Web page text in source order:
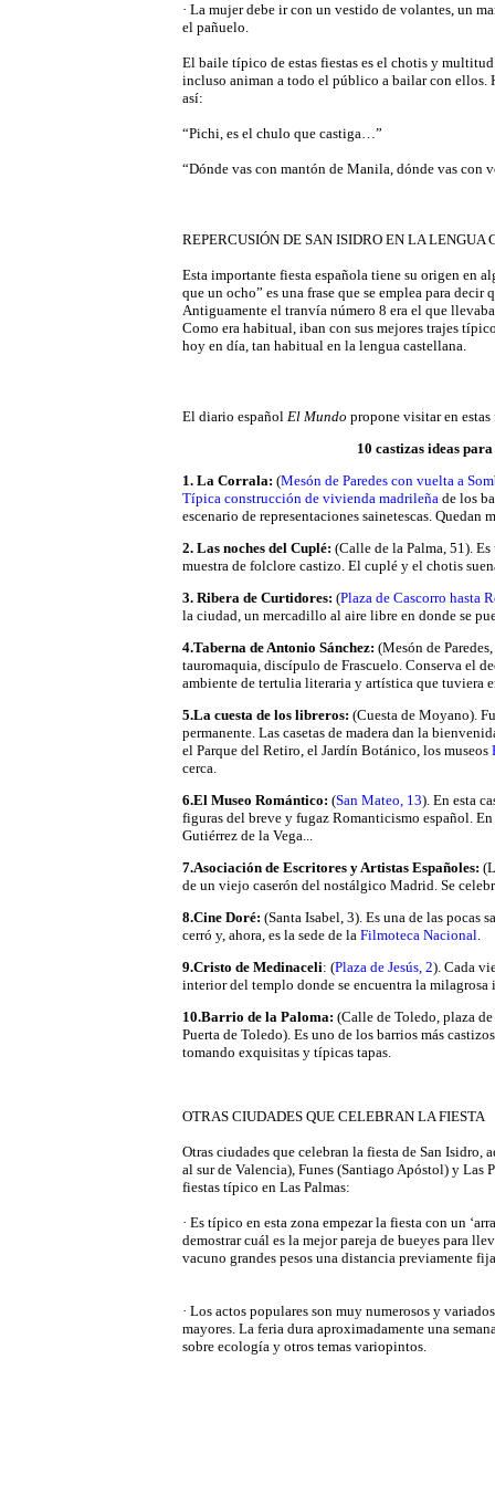
· La mujer debe ir con un vestido de volantes, un
el pañuelo.
El baile típico de estas fiestas es el chotis y
incluso animan a todo el público a bailar con ellos.
así:
“Pichi, es el chulo que castiga…”
“Dónde vas con mantón de Manila, dónde vas con
REPERCUSIÓN DE SAN ISIDRO EN LA LENGUA
Esta importante fiesta española tiene su origen en
que un ocho” es una frase que se emplea para
Antiguamente el tranvía número 8 era el que
Como era habitual, iban con sus mejores trajes
hoy en día, tan habitual en la lengua castellana.
El diario español El Mundo propone visitar en estas
10 castizas ideas
1. La Corrala: (Mesón de Paredes con vuelta a
Típica construcción de vivienda madrileña de los
escenario de representaciones sainetescas. Quedan
2. Las noches del Cuplé: (Calle de la Palma, 51).
muestra de folclore castizo. El cuplé y el chotis
3. Ribera de Curtidores: (Plaza de Cascorro hasta
la ciudad, un mercadillo al aire libre en donde se
4.Taberna de Antonio Sánchez: (Mesón de
tauromaquia, discípulo de Frascuelo. Conserva el
ambiente de tertulia literaria y artística que tuviera
5.La cuesta de los libreros: (Cuesta de Moyano).
permanente. Las casetas de madera dan la
el Parque del Retiro, el Jardín Botánico, los museos
cerca.
6.El Museo Romántico: (San Mateo, 13). En esta
figuras del breve y fugaz Romanticismo español.
Gutiérrez de la Vega...
7.Asociación de Escritores y Artistas Españoles:
de un viejo caserón del nostálgico Madrid. Se
8.Cine Doré: (Santa Isabel, 3). Es una de las
cerró y, ahora, es la sede de la Filmoteca Nacional.
9.Cristo de Medinaceli: (Plaza de Jesús, 2). Cada
interior del templo donde se encuentra la
10.Barrio de la Paloma: (Calle de Toledo, plaza
Puerta de Toledo). Es uno de los barrios más
tomando exquisitas y típicas tapas.
OTRAS CIUDADES QUE CELEBRAN LA FIESTA
Otras ciudades que celebran la fiesta de San
al sur de Valencia), Funes (Santiago Apóstol) y Las
fiestas típico en Las Palmas:
· Es típico en esta zona empezar la fiesta con un
demostrar cuál es la mejor pareja de bueyes para
vacuno grandes pesos una distancia previamente
· Los actos populares son muy numerosos y
mayores. La feria dura aproximadamente una
sobre ecología y otros temas variopintos.